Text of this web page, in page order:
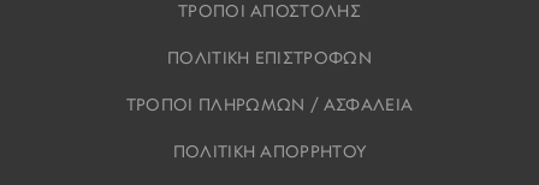
ΤΡΟΠΟΙ ΑΠΟΣΤΟΛΗΣ
ΠΟΛΙΤΙΚΗ ΕΠΙΣΤΡΟΦΩΝ
ΤΡΟΠΟΙ ΠΛΗΡΩΜΩΝ / ΑΣΦΑΛΕΙΑ
ΠΟΛΙΤΙΚΗ ΑΠΟΡΡΗΤΟΥ